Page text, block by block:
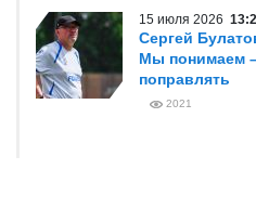
15 июля 2026
Сергей
Мы понимаем
поправлять
2021